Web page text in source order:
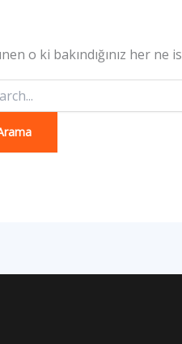
o ki bakındığınız her ne